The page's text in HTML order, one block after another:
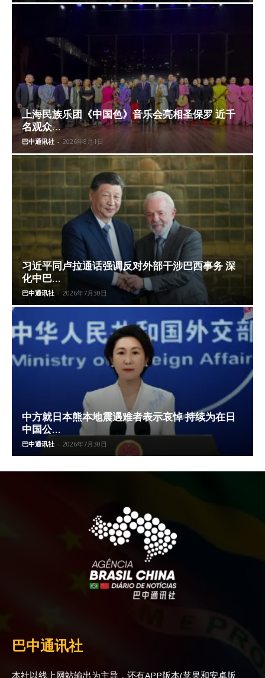
上海民族乐团《中国色》音乐会亮相圣保罗 近千
名观众...
巴中通讯社 - 2026年8月1日
习近平同卢拉通话强调反对外部干涉巴西事务 深
化中巴...
巴中通讯社 - 2026年7月30日
中方就日本熊本地震遇难者表示哀悼 持续为在日
中国公...
巴中通讯社 - 2026年7月30日
巴中通讯社
本社以线上网站输出为主导，还有APP版本(苹果和安卓版